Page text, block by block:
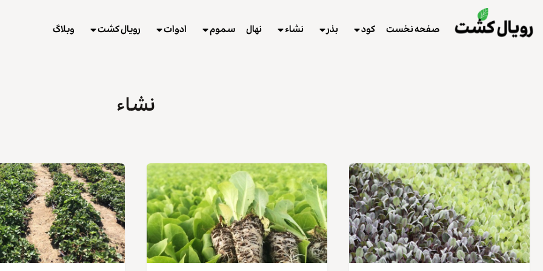
صفحه نخست کود بذر نشاء نهال سموم ادوات رویال کشت وبلاگ
نشاء